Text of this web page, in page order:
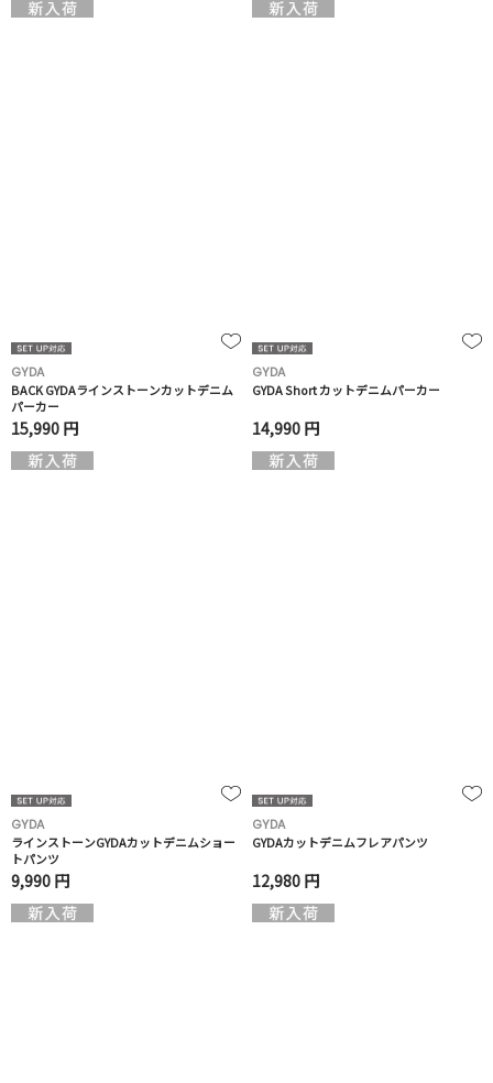
GYDA
BACK GYDAラインストーンカットデニム
パーカー
15,990 円
GYDA
GYDA Short カットデニムパーカー
14,990 円
GYDA
ラインストーンGYDAカットデニムショー
トパンツ
9,990 円
GYDA
GYDAカットデニムフレアパンツ
12,980 円